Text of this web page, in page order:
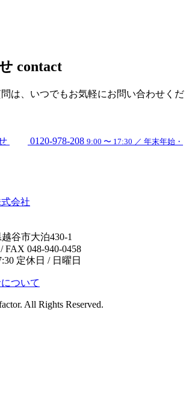
contact
は、いつでもお気軽にお問い合わせくだ
0120-978-208 9:00 〜 17:30 ／ 年末年始・
会社
谷市大泊430-1
FAX 048-940-0458
定休日 / 日曜日
ついて
All Rights Reserved.